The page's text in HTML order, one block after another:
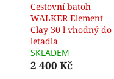
Cestovní batoh
WALKER Element
Clay 30 l vhodný do
letadla
SKLADEM
2 400 Kč